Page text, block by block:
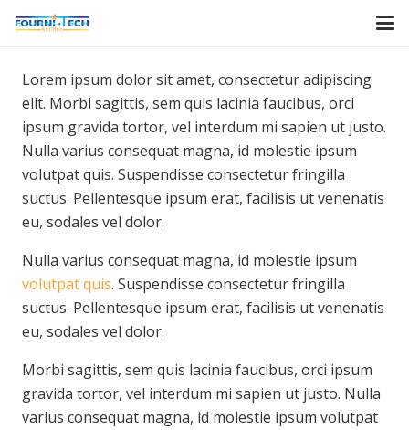
Lorem ipsum dolor sit amet, consectetur adipiscing
elit. Morbi sagittis, sem quis lacinia faucibus, orci
ipsum gravida tortor, vel interdum mi sapien ut justo.
Nulla varius consequat magna, id molestie ipsum
volutpat quis. Suspendisse consectetur fringilla
suctus. Pellentesque ipsum erat, facilisis ut venenatis
eu, sodales vel dolor.
Nulla varius consequat magna, id molestie ipsum
volutpat quis. Suspendisse consectetur fringilla
suctus. Pellentesque ipsum erat, facilisis ut venenatis
eu, sodales vel dolor.
Morbi sagittis, sem quis lacinia faucibus, orci ipsum
gravida tortor, vel interdum mi sapien ut justo. Nulla
varius consequat magna, id molestie ipsum volutpat